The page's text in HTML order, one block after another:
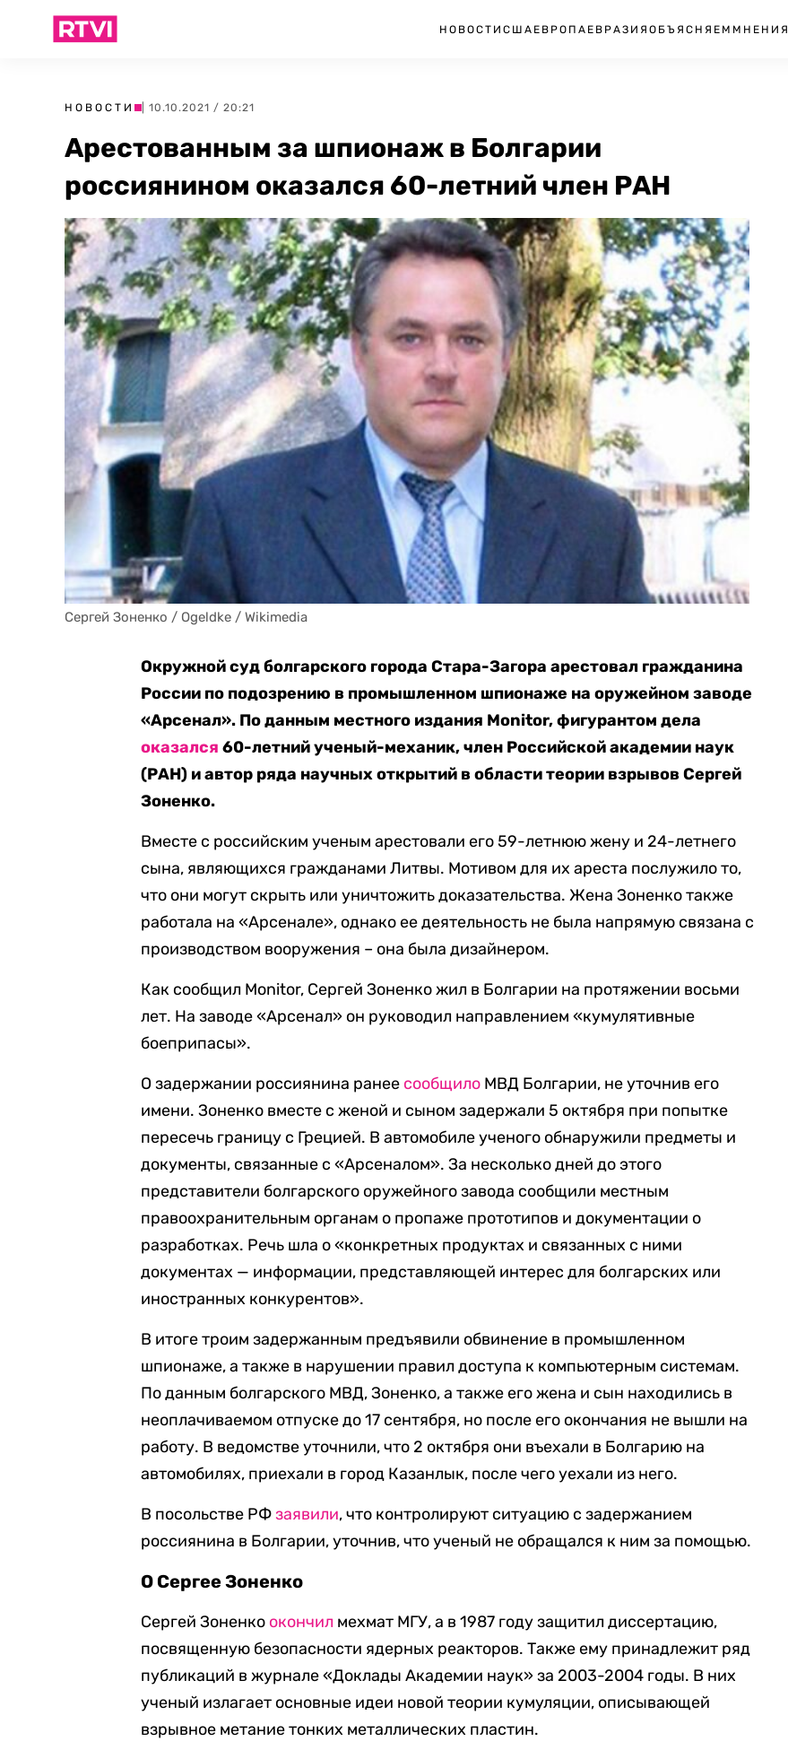
НОВОСТИ США ЕВРОПА ЕВРАЗИЯ ОБЪЯСНЯЕМ МНЕНИЯ
НОВОСТИ | 10.10.2021 / 20:21
Арестованным за шпионаж в Болгарии
россиянином оказался 60-летний член РАН
Сергей Зоненко / Ogeldke / Wikimedia
Окружной суд болгарского города Стара-Загора арестовал гражданина
России по подозрению в промышленном шпионаже на оружейном заводе
«Арсенал». По данным местного издания Monitor, фигурантом дела
оказался 60-летний ученый-механик, член Российской академии наук
(РАН) и автор ряда научных открытий в области теории взрывов Сергей
Зоненко.
Вместе с российским ученым арестовали его 59-летнюю жену и 24-летнего
сына, являющихся гражданами Литвы. Мотивом для их ареста послужило то,
что они могут скрыть или уничтожить доказательства. Жена Зоненко также
работала на «Арсенале», однако ее деятельность не была напрямую связана с
производством вооружения – она была дизайнером.
Как сообщил Monitor, Сергей Зоненко жил в Болгарии на протяжении восьми
лет. На заводе «Арсенал» он руководил направлением «кумулятивные
боеприпасы».
О задержании россиянина ранее сообщило МВД Болгарии, не уточнив его
имени. Зоненко вместе с женой и сыном задержали 5 октября при попытке
пересечь границу с Грецией. В автомобиле ученого обнаружили предметы и
документы, связанные с «Арсеналом». За несколько дней до этого
представители болгарского оружейного завода сообщили местным
правоохранительным органам о пропаже прототипов и документации о
разработках. Речь шла о «конкретных продуктах и связанных с ними
документах — информации, представляющей интерес для болгарских или
иностранных конкурентов».
В итоге троим задержанным предъявили обвинение в промышленном
шпионаже, а также в нарушении правил доступа к компьютерным системам.
По данным болгарского МВД, Зоненко, а также его жена и сын находились в
неоплачиваемом отпуске до 17 сентября, но после его окончания не вышли на
работу. В ведомстве уточнили, что 2 октября они въехали в Болгарию на
автомобилях, приехали в город Казанлык, после чего уехали из него.
В посольстве РФзаявили, что контролируют ситуацию с задержанием
россиянина в Болгарии, уточнив, что ученый не обращался к ним за помощью.
О Сергее Зоненко
Сергей Зоненко окончил мехмат МГУ, а в 1987 году защитил диссертацию,
посвященную безопасности ядерных реакторов. Также ему принадлежит ряд
публикаций в журнале «Доклады Академии наук» за 2003-2004 годы. В них
ученый излагает основные идеи новой теории кумуляции, описывающей
взрывное метание тонких металлических пластин.